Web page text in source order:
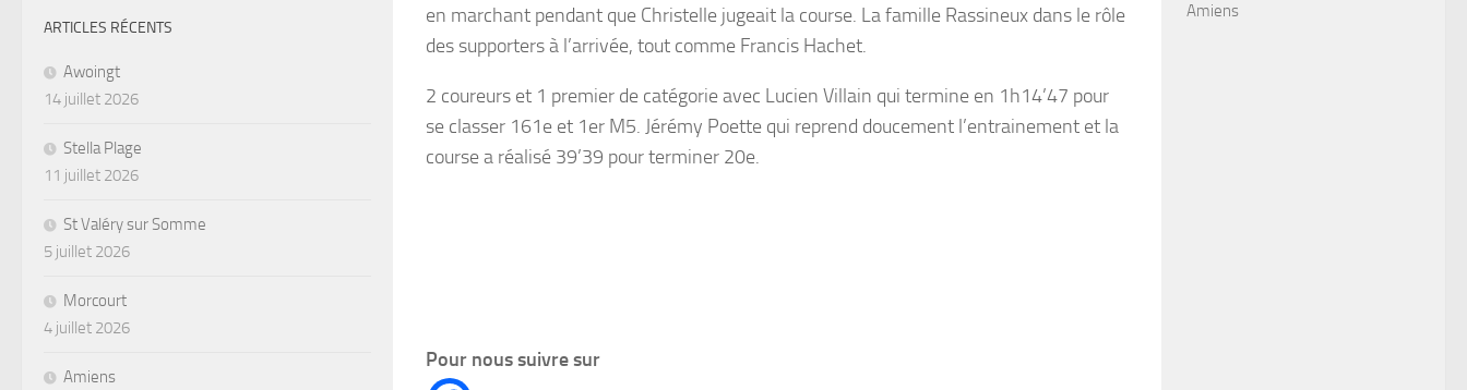
en marchant pendant que Christelle jugeait la course. La famille Rassineux dans le rôle
des supporters à l’arrivée, tout comme Francis Hachet.
2 coureurs et 1 premier de catégorie avec Lucien Villain qui termine en 1h14’47 pour
se classer 161e et 1er M5. Jérémy Poette qui reprend doucement l’entrainement et la
course a réalisé 39’39 pour terminer 20e.
Pour nous suivre sur
ARTICLES RÉCENTS
Awoingt
14 juillet 2026
Stella Plage
11 juillet 2026
St Valéry sur Somme
5 juillet 2026
Morcourt
4 juillet 2026
Amiens
Amiens